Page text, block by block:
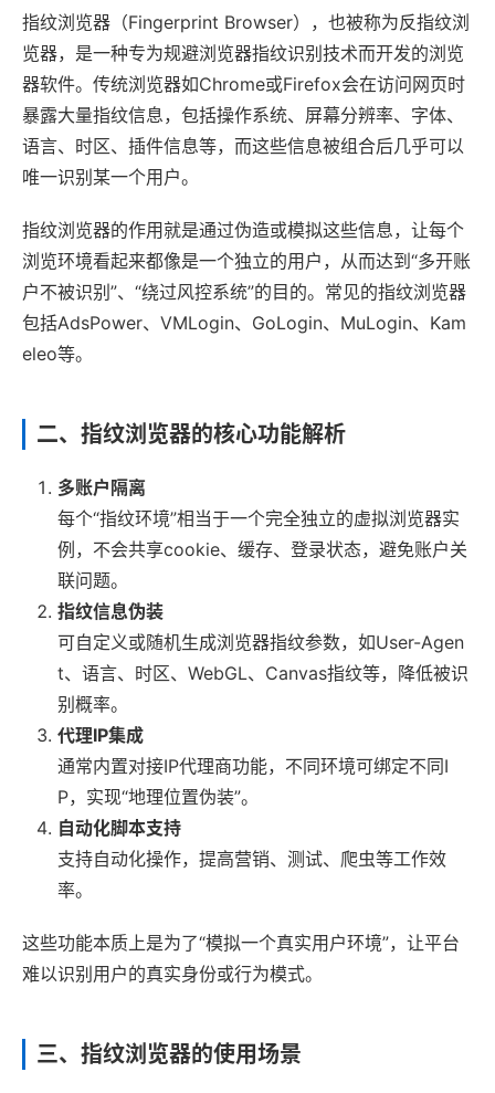
指纹浏览器（Fingerprint Browser），也被称为反指纹浏
览器，是一种专为规避浏览器指纹识别技术而开发的浏览
器软件。传统浏览器如Chrome或Firefox会在访问网页时
暴露大量指纹信息，包括操作系统、屏幕分辨率、字体、
语言、时区、插件信息等，而这些信息被组合后几乎可以
唯一识别某一个用户。
指纹浏览器的作用就是通过伪造或模拟这些信息，让每个
浏览环境看起来都像是一个独立的用户，从而达到“多开账
户不被识别”、“绕过风控系统”的目的。常见的指纹浏览器
包括AdsPower、VMLogin、GoLogin、MuLogin、Kam
eleo等。
二、指纹浏览器的核心功能解析
多账户隔离
每个“指纹环境”相当于一个完全独立的虚拟浏览器实
例，不会共享cookie、缓存、登录状态，避免账户关
联问题。
指纹信息伪装
可自定义或随机生成浏览器指纹参数，如User-Agen
t、语言、时区、WebGL、Canvas指纹等，降低被识
别概率。
代理IP集成
通常内置对接IP代理商功能，不同环境可绑定不同I
P，实现“地理位置伪装”。
自动化脚本支持
支持自动化操作，提高营销、测试、爬虫等工作效
率。
这些功能本质上是为了“模拟一个真实用户环境”，让平台
难以识别用户的真实身份或行为模式。
三、指纹浏览器的使用场景